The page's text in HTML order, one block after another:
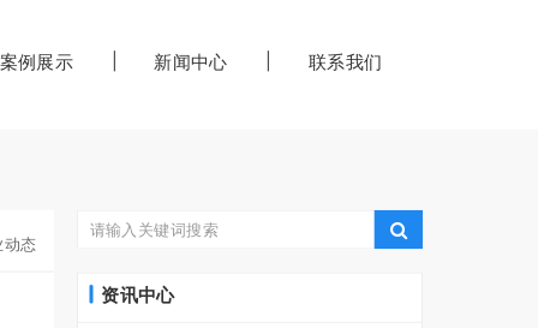
案例展示 新闻中心 联系我们
动态
资讯中心